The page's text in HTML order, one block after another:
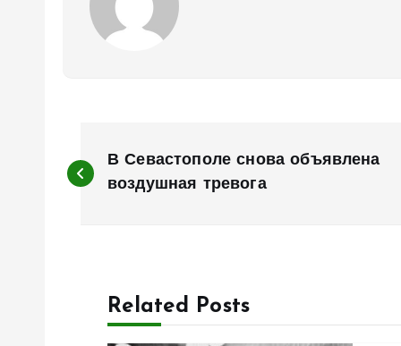
а
В Севастополе снова объявлена
воздушная тревога
Related Posts